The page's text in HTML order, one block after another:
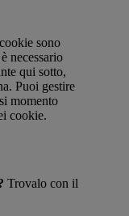
sono
necessario
qui sotto,
Puoi gestire
momento
cookie.
Trovalo con il